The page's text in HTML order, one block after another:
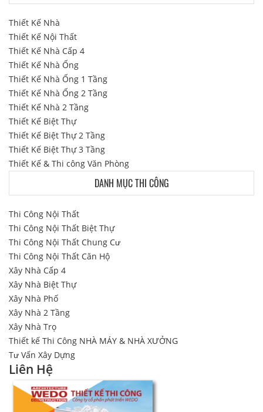
Thiết Kế Nhà
Thiết Kế Nội Thất
Thiết Kế Nhà Cấp 4
Thiết Kế Nhà Ống
Thiết Kế Nhà Ống 1 Tầng
Thiết Kế Nhà Ống 2 Tầng
Thiết Kế Nhà 2 Tầng
Thiết Kế Biệt Thự
Thiết Kế Biệt Thự 2 Tầng
Thiết Kế Biệt Thự 3 Tầng
Thiết Kế & Thi công Văn Phòng
DANH MỤC THI CÔNG
Thi Công Nội Thất
Thi Công Nội Thất Biệt Thự
Thi Công Nội Thất Chung Cư
Thi Công Nội Thất Căn Hộ
Xây Nhà Cấp 4
Xây Nhà Biệt Thự
Xây Nhà Phố
Xây Nhà 2 Tầng
Xây Nhà Trọ
Thiết kế Thi Công NHÀ MÁY & NHÀ XƯỞNG
Tư Vấn Xây Dựng
Liên Hệ